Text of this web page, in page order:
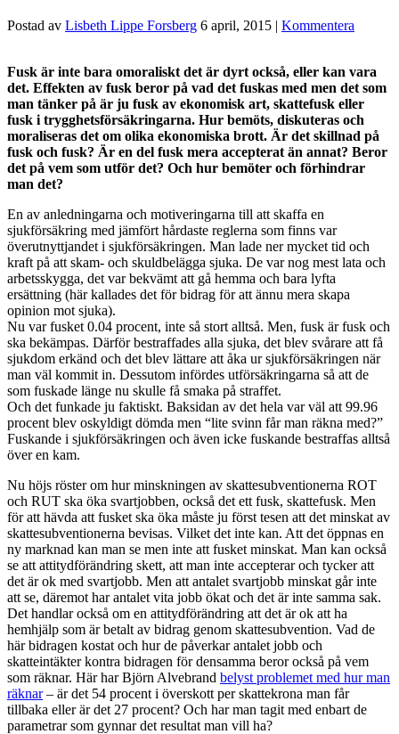
Postad av Lisbeth Lippe Forsberg 6 april, 2015 | Kommentera
Fusk är inte bara omoraliskt det är dyrt också, eller kan vara
det. Effekten av fusk beror på vad det fuskas med men det som
man tänker på är ju fusk av ekonomisk art, skattefusk eller
fusk i trygghetsförsäkringarna. Hur bemöts, diskuteras och
moraliseras det om olika ekonomiska brott. Är det skillnad på
fusk och fusk? Är en del fusk mera accepterat än annat? Beror
det på vem som utför det? Och hur bemöter och förhindrar
man det?
En av anledningarna och motiveringarna till att skaffa en
sjukförsäkring med jämfört hårdaste reglerna som finns var
överutnyttjandet i sjukförsäkringen. Man lade ner mycket tid och
kraft på att skam- och skuldbelägga sjuka. De var nog mest lata och
arbetsskygga, det var bekvämt att gå hemma och bara lyfta
ersättning (här kallades det för bidrag för att ännu mera skapa
opinion mot sjuka).
Nu var fusket 0.04 procent, inte så stort alltså. Men, fusk är fusk och
ska bekämpas. Därför bestraffades alla sjuka, det blev svårare att få
sjukdom erkänd och det blev lättare att åka ur sjukförsäkringen när
man väl kommit in. Dessutom infördes utförsäkringarna så att de
som fuskade länge nu skulle få smaka på straffet.
Och det funkade ju faktiskt. Baksidan av det hela var väl att 99.96
procent blev oskyldigt dömda men “lite svinn får man räkna med?”
Fuskande i sjukförsäkringen och även icke fuskande bestraffas alltså
över en kam.
Nu höjs röster om hur minskningen av skattesubventionerna ROT
och RUT ska öka svartjobben, också det ett fusk, skattefusk. Men
för att hävda att fusket ska öka måste ju först tesen att det minskat av
skattesubventionerna bevisas. Vilket det inte kan. Att det öppnas en
ny marknad kan man se men inte att fusket minskat. Man kan också
se att attitydförändring skett, att man inte accepterar och tycker att
det är ok med svartjobb. Men att antalet svartjobb minskat går inte
att se, däremot har antalet vita jobb ökat och det är inte samma sak.
Det handlar också om en attitydförändring att det är ok att ha
hemhjälp som är betalt av bidrag genom skattesubvention. Vad de
här bidragen kostat och hur de påverkar antalet jobb och
skatteintäkter kontra bidragen för densamma beror också på vem
som räknar. Här har Björn Alvebrand belyst problemet med hur man
räknar– är det 54 procent i överskott per skattekrona man får
tillbaka eller är det 27 procent? Och har man tagit med enbart de
parametrar som gynnar det resultat man vill ha?